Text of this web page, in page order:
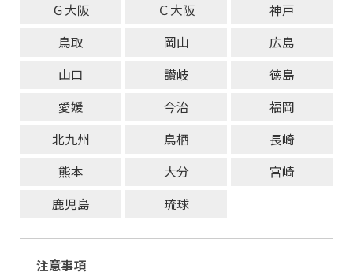
Ｇ大阪
Ｃ大阪
神戸
鳥取
岡山
広島
山口
讃岐
徳島
愛媛
今治
福岡
北九州
鳥栖
長崎
熊本
大分
宮崎
鹿児島
琉球
注意事項